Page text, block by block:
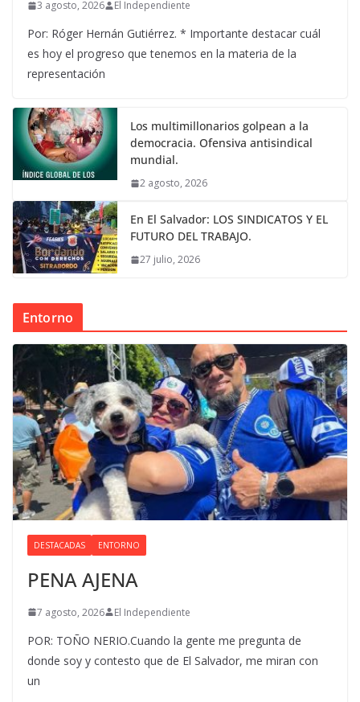
3 agosto, 2026 El Independiente
Por: Róger Hernán Gutiérrez. * Importante destacar cuál
es hoy el progreso que tenemos en la materia de la
representación
Los multimillonarios golpean a la
democracia. Ofensiva antisindical
mundial.
2 agosto, 2026
En El Salvador: LOS SINDICATOS Y EL
FUTURO DEL TRABAJO.
27 julio, 2026
Entorno
DESTACADAS ENTORNO
PENA AJENA
7 agosto, 2026 El Independiente
POR: TOÑO NERIO.Cuando la gente me pregunta de
donde soy y contesto que de El Salvador, me miran con
un